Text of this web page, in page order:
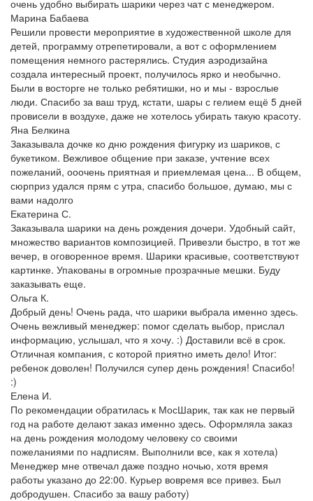
очень удобно выбирать шарики через чат с менеджером.
Марина Бабаева
Решили провести мероприятие в художественной школе для
детей, программу отрепетировали, а вот с оформлением
помещения немного растерялись. Студия аэродизайна
создала интересный проект, получилось ярко и необычно.
Были в восторге не только ребятишки, но и мы - взрослые
люди. Спасибо за ваш труд, кстати, шары с гелием ещё 5 дней
провисели в воздухе, даже не хотелось убирать такую красоту.
Яна Белкина
Заказывала дочке ко дню рождения фигурку из шариков, с
букетиком. Вежливое общение при заказе, учтение всех
пожеланий, ооочень приятная и приемлемая цена... В общем,
сюрприз удался прям с утра, спасибо большое, думаю, мы с
вами надолго
Екатерина С.
Заказывала шарики на день рождения дочери. Удобный сайт,
множество вариантов композицией. Привезли быстро, в тот же
вечер, в оговоренное время. Шарики красивые, соответствуют
картинке. Упакованы в огромные прозрачные мешки. Буду
заказывать еще.
Ольга К.
Добрый день! Очень рада, что шарики выбрала именно здесь.
Очень вежливый менеджер: помог сделать выбор, прислал
информацию, услышал, что я хочу. :) Доставили всё в срок.
Отличная компания, с которой приятно иметь дело! Итог:
ребенок доволен! Получился супер день рождения! Спасибо!
:)
Елена И.
По рекомендации обратилась к МосШарик, так как не первый
год на работе делают заказ именно здесь. Оформляла заказ
на день рождения молодому человеку со своими
пожеланиями по надписям. Выполнили все, как я хотела)
Менеджер мне отвечал даже поздно ночью, хотя время
работы указано до 22:00. Курьер вовремя все привез. Был
добродушен. Спасибо за вашу работу)